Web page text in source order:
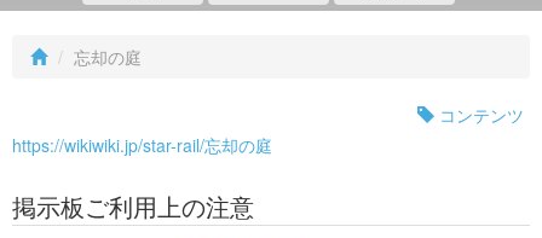
忘却の庭
コンテンツ
https://wikiwiki.jp/star-rail/忘却の庭
掲示板ご利用上の注意